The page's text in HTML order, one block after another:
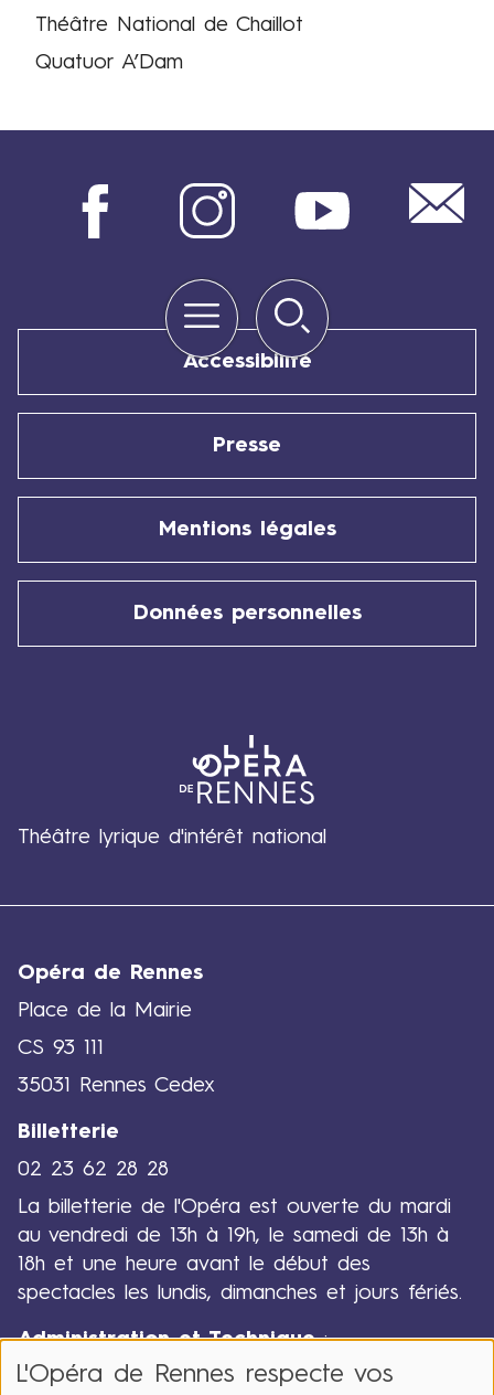
Théâtre National de Chaillot
Quatuor A’Dam
Accessibilité
Presse
Mentions légales
Données personnelles
Théâtre lyrique d'intérêt national
Opéra de Rennes
Place de la Mairie
CS 93 111
35031 Rennes Cedex
Billetterie
02 23 62 28 28
La billetterie de l'Opéra est ouverte du mardi
au vendredi de 13h à 19h, le samedi de 13h à
18h et une heure avant le début des
spectacles les lundis, dimanches et jours fériés.
Administration et Technique:
02 23 62 28 00
Menu Rechercher
L'Opéra de Rennes respecte vos